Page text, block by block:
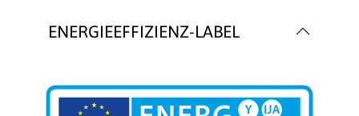
ENERGIEEFFIZIENZ-LABEL